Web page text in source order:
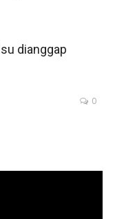
dianggap
0